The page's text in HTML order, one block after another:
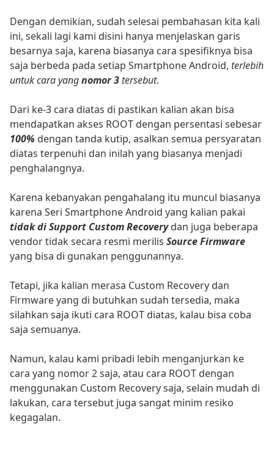
Dengan demikian, sudah selesai pembahasan kita kali
ini, sekali lagi kami disini hanya menjelaskan garis
besarnya saja, karena biasanya cara spesifiknya bisa
saja berbeda pada setiap Smartphone Android, terlebih
untuk cara yangnomor 3 tersebut.
Dari ke-3 cara diatas di pastikan kalian akan bisa
mendapatkan akses ROOT dengan persentasi sebesar
100% dengan tanda kutip, asalkan semua persyaratan
diatas terpenuhi dan inilah yang biasanya menjadi
penghalangnya.
Karena kebanyakan pengahalang itu muncul biasanya
karena Seri Smartphone Android yang kalian pakai
tidak di Support Custom Recoverydan juga beberapa
vendor tidak secara resmi merilis Source Firmware
yang bisa di gunakan penggunannya.
Tetapi, jika kalian merasa Custom Recovery dan
Firmware yang di butuhkan sudah tersedia, maka
silahkan saja ikuti cara ROOT diatas, kalau bisa coba
saja semuanya.
Namun, kalau kami pribadi lebih menganjurkan ke
cara yang nomor 2 saja, atau cara ROOT dengan
menggunakan Custom Recovery saja, selain mudah di
lakukan, cara tersebut juga sangat minim resiko
kegagalan.